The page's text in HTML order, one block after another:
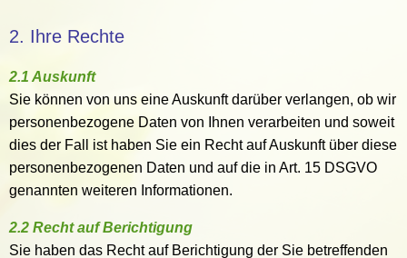
2. Ihre Rechte
2.1 Auskunft
Sie können von uns eine Auskunft darüber verlangen, ob wir
personenbezogene Daten von Ihnen verarbeiten und soweit
dies der Fall ist haben Sie ein Recht auf Auskunft über diese
personenbezogenen Daten und auf die in Art. 15 DSGVO
genannten weiteren Informationen.
2.2 Recht auf Berichtigung
Sie haben das Recht auf Berichtigung der Sie betreffenden